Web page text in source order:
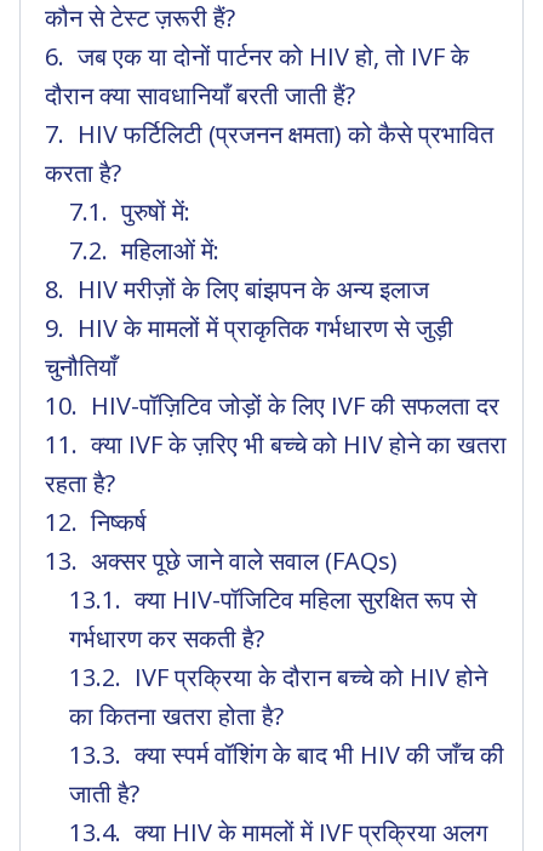
कौन से टेस्ट ज़रूरी हैं?
जब एक या दोनों पार्टनर को HIV हो, तो IVF के
दौरान क्या सावधानियाँ बरती जाती हैं?
HIV फर्टिलिटी (प्रजनन क्षमता) को कैसे प्रभावित
करता है?
पुरुषों में:
महिलाओं में:
HIV मरीज़ों के लिए बांझपन के अन्य इलाज
HIV के मामलों में प्राकृतिक गर्भधारण से जुड़ी
चुनौतियाँ
HIV-पॉज़िटिव जोड़ों के लिए IVF की सफलता दर
क्या IVF के ज़रिए भी बच्चे को HIV होने का खतरा
रहता है?
निष्कर्ष
अक्सर पूछे जाने वाले सवाल (FAQs)
क्या HIV-पॉजिटिव महिला सुरक्षित रूप से
गर्भधारण कर सकती है?
IVF प्रक्रिया के दौरान बच्चे को HIV होने
का कितना खतरा होता है?
क्या स्पर्म वॉशिंग के बाद भी HIV की जाँच की
जाती है?
क्या HIV के मामलों में IVF प्रक्रिया अलग